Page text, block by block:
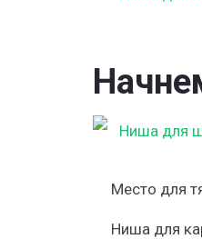
Место для
Ниша для